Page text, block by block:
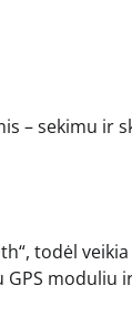
– sekimu ir
todėl
moduliu